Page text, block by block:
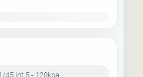
45 int.5 - 120kpa